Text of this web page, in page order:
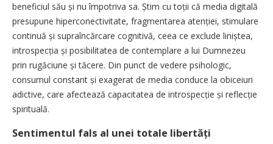
beneficiul său și nu împotriva sa. Știm cu toții că media digitală
presupune hiperconectivitate, fragmentarea atenției, stimulare
continuă și supraîncărcare cognitivă, ceea ce exclude liniș­tea,
introspecția și posibilitatea de contemplare a lui Dumnezeu
prin rugăciune și tăcere. Din punct de vedere psihologic,
consumul constant și exagerat de media conduce la obiceiuri
adictive, care afectează capacitatea de introspecție și reflecție
spirituală.
Sentimentul fals al unei totale libertăți